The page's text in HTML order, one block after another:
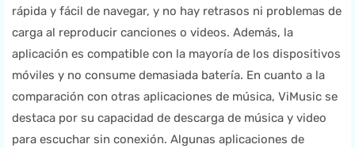
rápida y fácil de navegar, y no hay retrasos ni problemas de
carga al reproducir canciones o videos. Además, la
aplicación es compatible con la mayoría de los dispositivos
móviles y no consume demasiada batería. En cuanto a la
comparación con otras aplicaciones de música, ViMusic se
destaca por su capacidad de descarga de música y video
para escuchar sin conexión. Algunas aplicaciones de